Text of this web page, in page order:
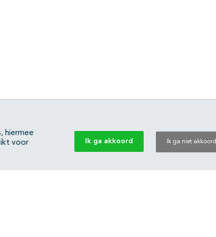
hiermee
voor
Ik ga akkoord Ik ga niet akkoord